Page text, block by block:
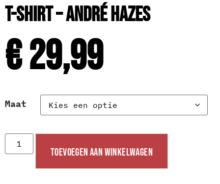
T-shirt – André Hazes
€29,99
Maat
TOEVOEGEN AAN WINKELWAGEN